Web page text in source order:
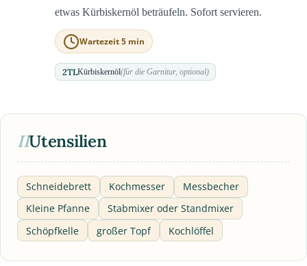
etwas Kürbiskernöl beträufeln. Sofort servieren.
Wartezeit 5 min
2TLKürbiskernöl(für die Garnitur, optional)
IIUtensilien
Schneidebrett Kochmesser
Messbecher
Kleine Pfanne
Stabmixer oder Standmixer
Schöpfkelle
großer Topf Kochlöffel